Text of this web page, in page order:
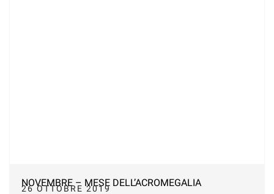
NOVEMBRE – MESE DELL’ACROMEGALIA
26 OTTOBRE 2019